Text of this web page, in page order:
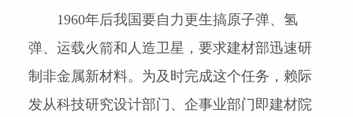
1960年后我国要自力更生搞原子弹、氢
弹、运载火箭和人造卫星，要求建材部迅速研
制非金属新材料。为及时完成这个任务，赖际
发从科技研究设计部门、企事业部门即建材院